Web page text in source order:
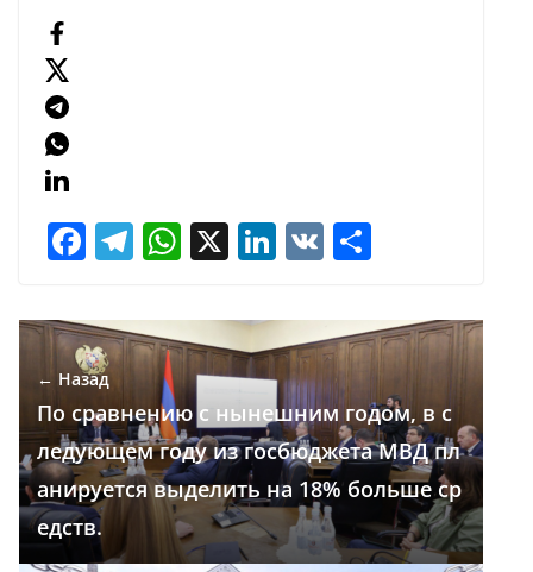
F
e
b
o
o
k
T
e
gr
a
m
W
at
s
A
p
p
X Li
k
e
dI
n
V
п
р
а
в
и
т
ь
← Назад
По сравнению с нынешним годом, в с
ледующем году из госбюджета МВД пл
анируется выделить на 18% больше ср
едств.